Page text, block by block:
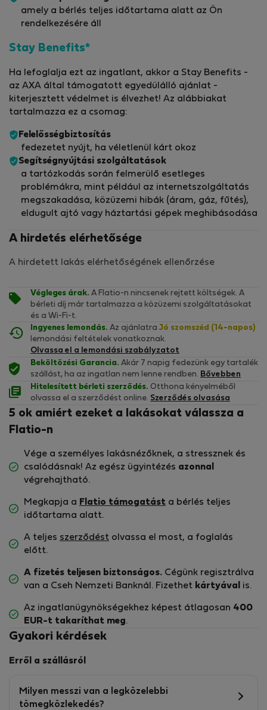
amely a bérlés teljes időtartama alatt az Ön
rendelkezésére áll
Stay Benefits*
Ha lefoglalja ezt az ingatlant, akkor a Stay Benefits -
az AXA által támogatott egyedülálló ajánlat -
kiterjesztett védelmet is élvezhet! Az alábbiakat
tartalmazza ez a csomag:
Felelősségbiztosítás
fedezetet nyújt, ha véletlenül kárt okoz
Segítségnyújtási szolgáltatások
a tartózkodás során felmerülő esetleges
problémákra, mint például az internetszolgáltatás
megszakadása, közüzemi hibák (áram, gáz, fűtés),
eldugult ajtó vagy háztartási gépek meghibásodása
A hirdetés elérhetősége
A hirdetett lakás elérhetőségének ellenőrzése
Végleges árak. A Flatio-n nincsenek rejtett költségek. A
bérleti díj már tartalmazza a közüzemi szolgáltatásokat
és a Wi-Fi-t.
Ingyenes lemondás. Az ajánlatra Jó szomszéd (14-napos)
lemondási feltételek vonatkoznak.
Olvassa el a lemondási szabályzatot
Beköltözési Garancia. Akár 7 napig fedezünk egy tartalék
szállást, ha az ingatlan nem lenne rendben. Bővebben
Hitelesített bérleti szerződés. Otthona kényelméből
olvassa el a szerződést online. Szerződés olvasása
5 ok amiért ezeket a lakásokat válassza a
Flatio-n
Vége a személyes lakásnézőknek, a stressznek és
csalódásnak! Az egész ügyintézés azonnal
végrehajtható.
Megkapja a Flatio támogatást a bérlés teljes
időtartama alatt.
A teljes szerződést olvassa el most, a foglalás
előtt.
A fizetés teljesen biztonságos. Cégünk regisztrálva
van a Cseh Nemzeti Banknál. Fizethet kártyával is.
Az ingatlanügynökségekhez képest átlagosan 400
EUR-t takaríthat meg.
Gyakori kérdések
Erről a szállásról
Milyen messzi van a legközelebbi
tömegközlekedés?